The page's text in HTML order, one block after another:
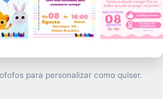
para personalizar como quiser.